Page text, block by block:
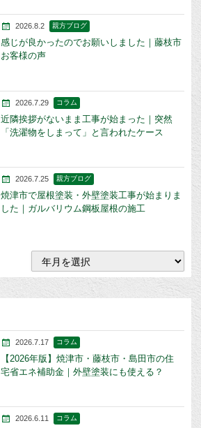
2026.8.2 親方ブログ
感じが良かったのでお願いしました｜藤枝市
お客様の声
2026.7.29 コラム
近隣挨拶がないまま工事が始まった｜突然
「洗濯物をしまって」と言われたケース
2026.7.25 親方ブログ
焼津市で屋根塗装・外壁塗装工事が始まりま
した｜ガルバリウム鋼板屋根の施工
2026.7.17 コラム
【2026年版】焼津市・藤枝市・島田市の住
宅省エネ補助金｜外壁塗装にも使える？
2026.6.11 コラム